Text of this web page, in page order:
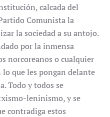
calcada del
Comunista la
la sociedad a su antojo.
por la inmensa
norcoreanos o cualquier
que les pongan delante
Todo y todos se
leninismo, y se
contradiga estos